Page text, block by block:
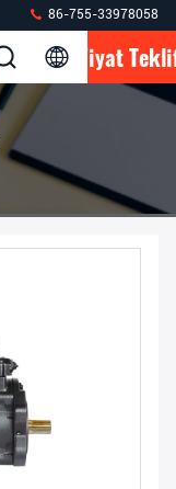
86-755-33978058
Fiyat